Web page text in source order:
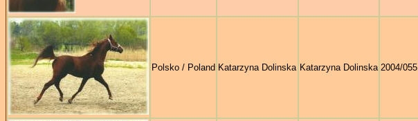
Polsko / Poland Katarzyna Dolinska Katarzyna Dolinska 2004/055